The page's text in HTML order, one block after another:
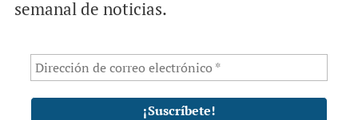
semanal de noticias.